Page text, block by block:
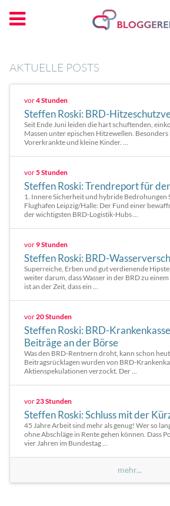
AKTUELLE POSTS
vor4 Stunden
Steffen Roski: BRD-
Seit Ende Juni leiden die hart schuftenden,
Massen unter epischen Hitzewellen.
Vorerkrankte und kleine Kinder. ...
vor5 Stunden
Steffen Roski: Trendreport für
1. Innere Sicherheit und hybride Bedrohungen
Flughafen Leipzig/Halle: Der Fund einer
der wichtigsten BRD-Logistik-Hubs ...
vor9 Stunden
Steffen Roski: BRD-
Superreiche, Erben und gut verdienende
weiter darum, dass Wasser in der BRD zu
ist an der Zeit, dass ein ...
vor20 Stunden
Steffen Roski: BRD-
Beiträge an der Börse
Was den BRD-Rentnern droht, kann schon
Beitragsrücklagen wurden von BRD-
Aktienspekulationen verzockt. Der ...
vor23 Stunden
Steffen Roski: Schluss mit der
45 Jahre Arbeit sind mehr als genug! Wer so
ohne Abschläge in Rente gehen können. Dass
vier Jahren im Bundestag ...
mehr...